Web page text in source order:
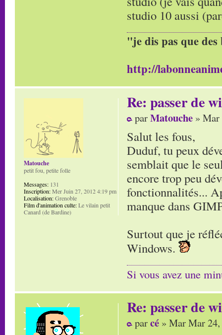
studio 10 aussi
"je dis pas que
http://
Re: passer de
parMatouche »
Salut les fous,
Duduf, tu peux
semblait que le
encore trop peu
fonctionnalités...
manque dans
Surtout que je
Windows.
Si vous avez une
Matouche
petit fou, petite folle
Messages: 131
Inscription:Mer Juin 27, 2012 4:19 pm
Localisation:Grenoble
Film d'animation culte:Le vilain petit
Canard (de Bardine)
Re: passer de
parcé » Mar Mar